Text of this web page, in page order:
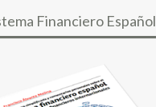
Financiero Español